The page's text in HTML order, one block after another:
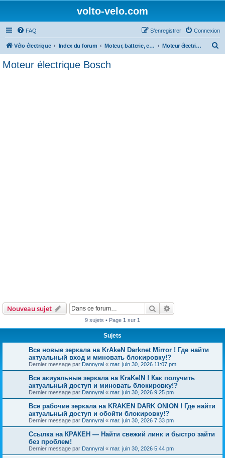
volto-velo.com
FAQ Connexion
S’enregistrer
Vélo électrique Index du forum Moteur, batterie, composants et entretien du vélo électrique Moteur électrique Bosch
Moteur électrique Bosch
Nouveau sujet Rechercher
9 sujets • Page 1 sur 1
Sujets
Все новые зеркала на KrAkeN Darknet Mirror ! Где найти
актуальный вход и миновать блокировку!?
Dernier message par Dannyral « mar. juin 30, 2026 11:07 pm
Все акиуальные зеркала на KraKe!N ! Как получить
актуальный доступ и миновать блокировку!?
Dernier message par Dannyral « mar. juin 30, 2026 9:25 pm
Все рабочие зеркала на KRAKEN DARK ONION ! Где найти
актуальный доступ и обойти блокировку!?
Dernier message par Dannyral « mar. juin 30, 2026 7:33 pm
Ссылка на КРАКЕН — Найти свежий линк и быстро зайти
без проблем!
Dernier message par Dannyral « mar. juin 30, 2026 5:44 pm